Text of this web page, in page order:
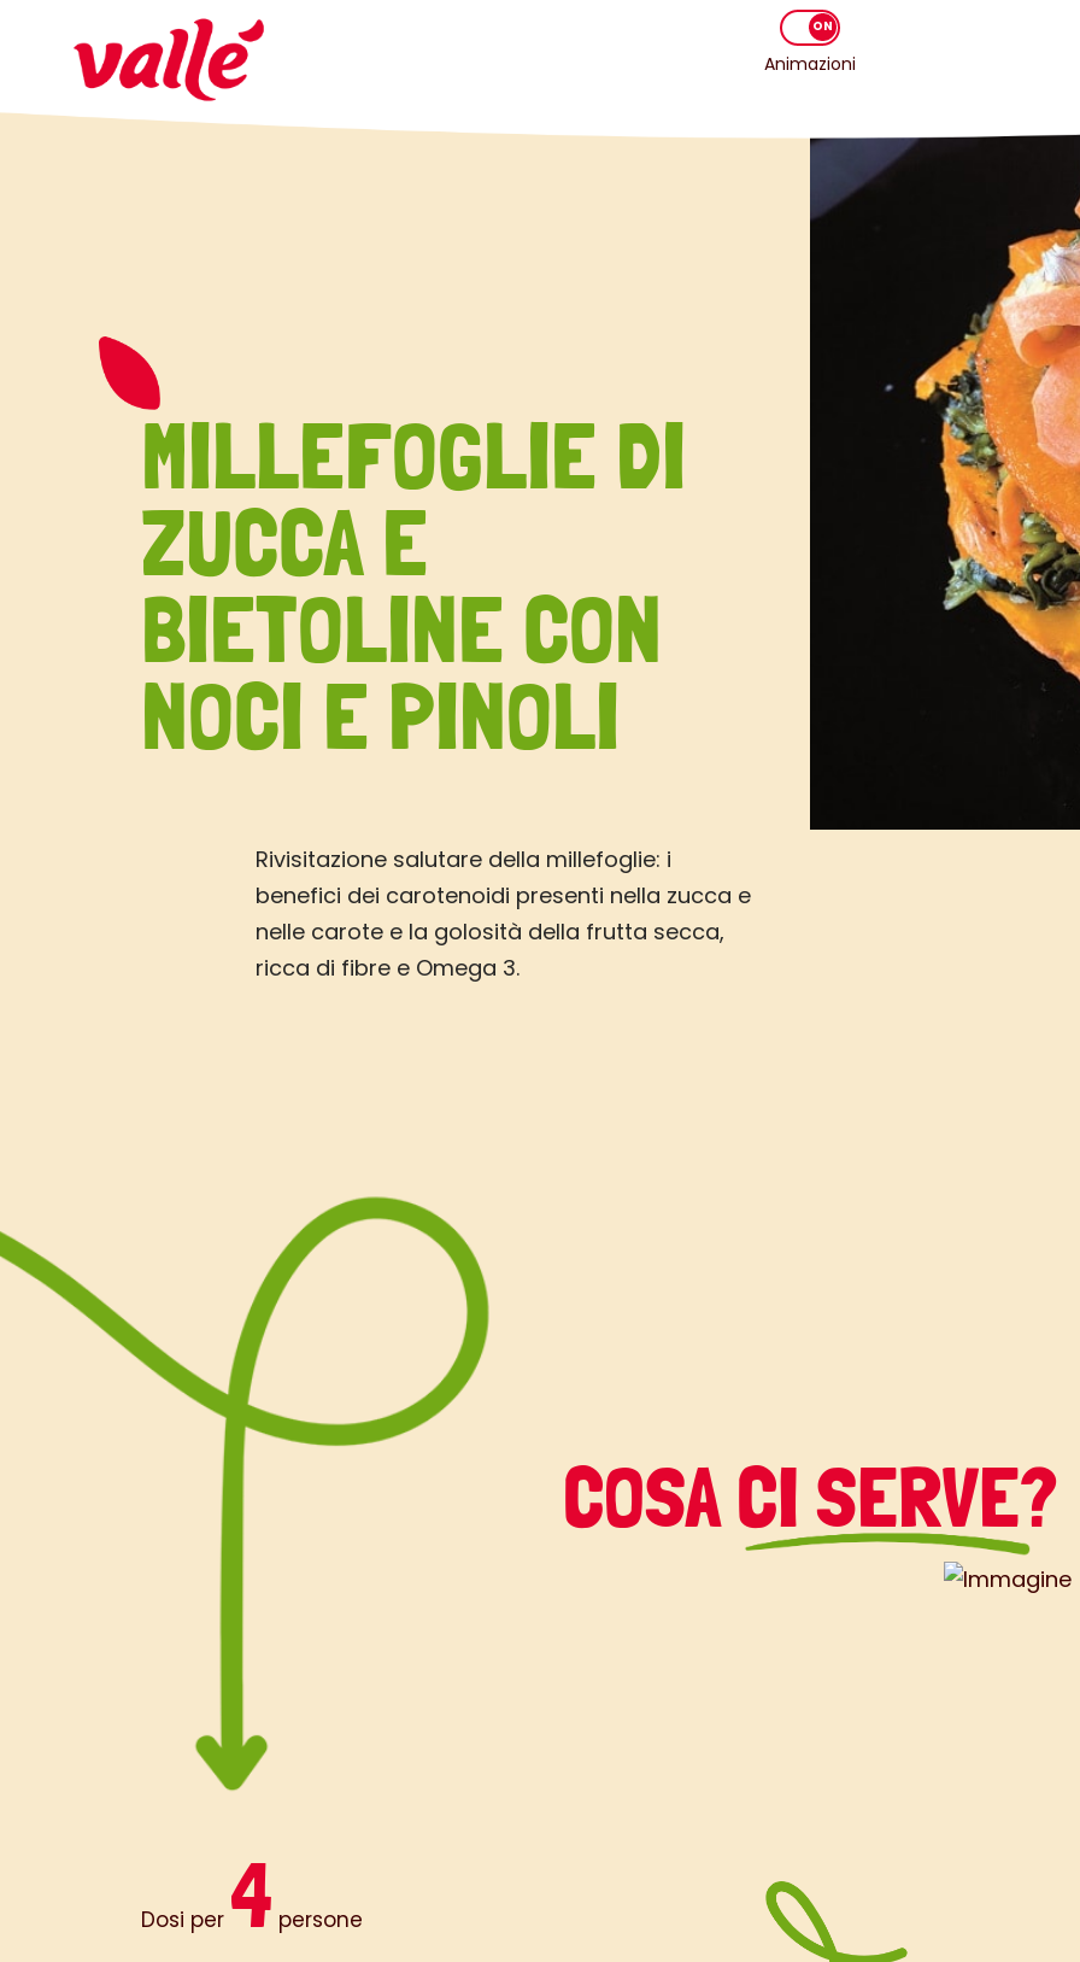
Animazioni
MILLEFOGLIE DI
ZUCCA E
BIETOLINE CON
NOCI E PINOLI
Rivisitazione salutare della millefoglie: i
benefici dei carotenoidi presenti nella zucca e
nelle carote e la golosità della frutta secca,
ricca di fibre e Omega 3.
COSA CI SERVE?
Dosi per 4 persone